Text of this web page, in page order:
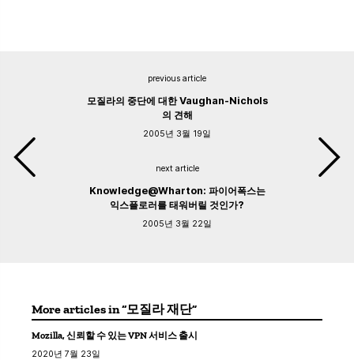
previous article
모질라의 중단에 대한 Vaughan-Nichols
의 견해
2005년 3월 19일
next article
Knowledge@Wharton: 파이어폭스는
익스플로러를 태워버릴 것인가?
2005년 3월 22일
More articles in “모질라 재단”
Mozilla, 신뢰할 수 있는 VPN 서비스 출시
2020년 7월 23일